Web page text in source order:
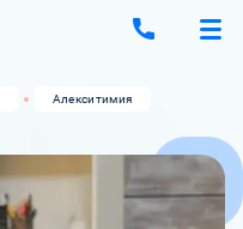
Алекситимия